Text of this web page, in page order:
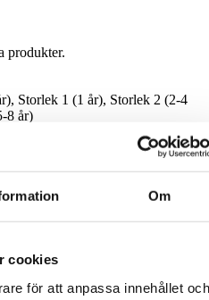
Om
cookies
för att anpassa innehållet och
produkter.
Storlek 1 (1 år), Storlek 2 (2-4
8 år)
Jade